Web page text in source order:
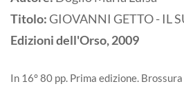
Titolo:GIOVANNI GETTO - IL
Edizioni dell'Orso,2009
In 16° 80 pp. Prima edizione.